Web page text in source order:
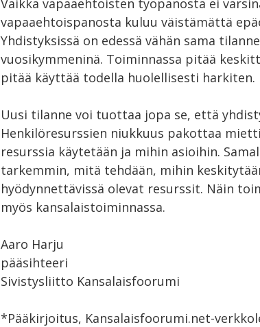
Vaikka vapaaehtoisten työpanosta ei
vapaaehtoispanosta kuluu väistämättä
Yhdistyksissä on edessä vähän sama
vuosikymmeninä. Toiminnassa pitää
pitää käyttää todella huolellisesti harkiten.
Uusi tilanne voi tuottaa jopa se, että
Henkilöresurssien niukkuus pakottaa
resurssia käytetään ja mihin asioihin.
tarkemmin, mitä tehdään, mihin
hyödynnettävissä olevat resurssit. Näin
myös kansalaistoiminnassa.
Aaro Harju
pääsihteeri
Sivistysliitto Kansalaisfoorumi
*Pääkirjoitus, Kansalaisfoorumi.net-